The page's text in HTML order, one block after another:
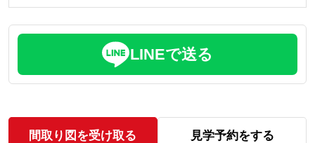
LINEで送る
間取り図を受け取る 見学予約をする